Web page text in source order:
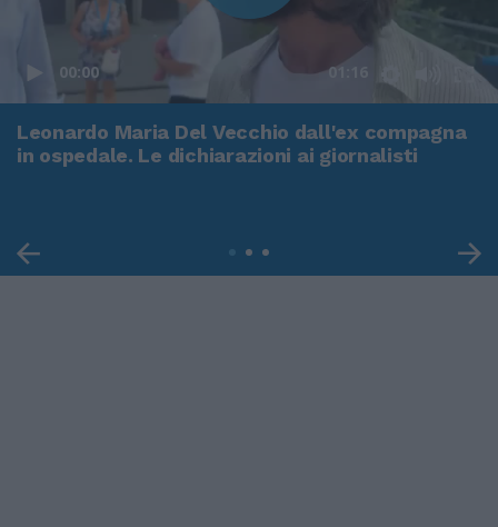
00:00 01:16
Leonardo Maria Del Vecchio dall'ex compagna
in ospedale. Le dichiarazioni ai giornalisti